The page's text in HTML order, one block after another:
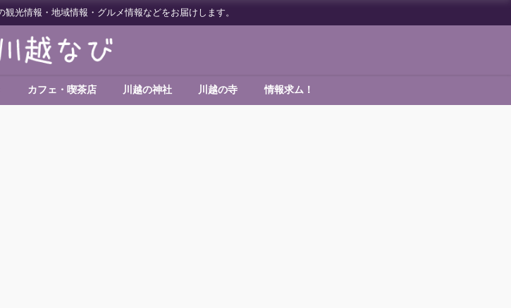
光情報・地域情報・グルメ情報などをお届けします。
カフェ・喫茶店 川越の神社 川越の寺 情報求ム！